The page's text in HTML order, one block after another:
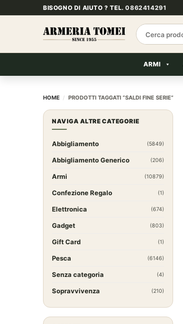
ai
BISOGNO DI AIUTO ? TEL.0862414291
Cerca:
ARMI
HOME / PRODOTTI TAGGATI “SALDI FINE SERIE”
NAVIGA ALTRE CATEGORIE
Abbigliamento (5849)
Abbigliamento Generico (206)
Armi (10879)
Confezione Regalo (1)
Elettronica (674)
Gadget (803)
Gift Card (1)
Pesca (6146)
Senza categoria (4)
Sopravvivenza (210)